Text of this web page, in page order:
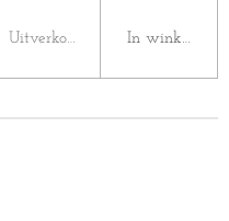
Uitverkocht In